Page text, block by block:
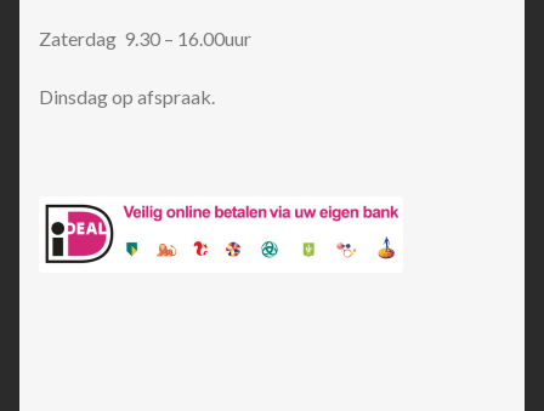
Zaterdag 9.30 – 16.00uur
Dinsdag op afspraak.